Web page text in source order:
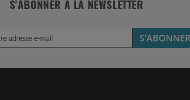
S'ABONNER À LA NEWSLETTER